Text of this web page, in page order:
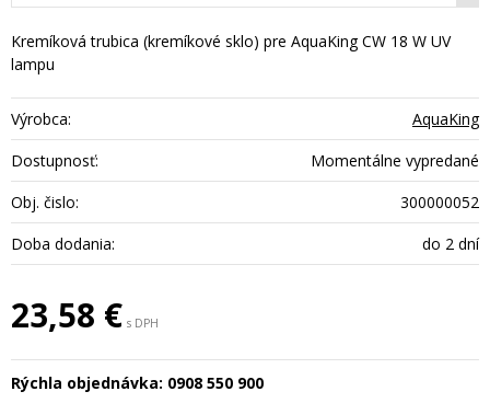
Kremíková trubica (kremíkové sklo) pre AquaKing CW 18 W UV
lampu
Výrobca:
AquaKing
Dostupnosť:
Momentálne vypredané
Obj. čislo:
300000052
Doba dodania:
do 2 dní
23,58 € s DPH
Rýchla objednávka: 0908 550 900